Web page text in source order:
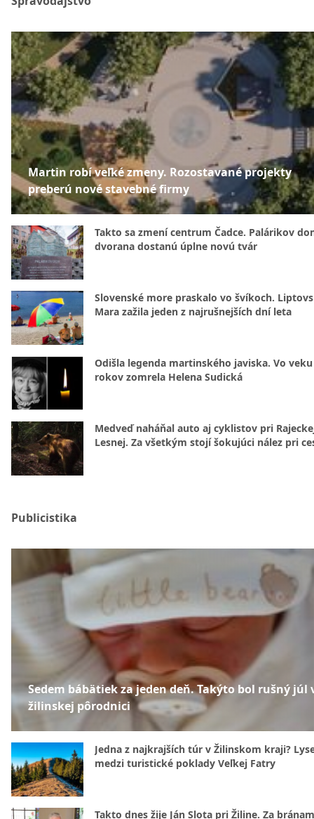
Martin robí veľké zmeny. Rozostavané projekty
preberú nové stavebné firmy
Takto sa zmení centrum Čadce. Palárikov
dvorana dostanú úplne novú tvár
Slovenské more praskalo vo švíkoch.
Mara zažila jeden z najrušnejších dní leta
Odišla legenda martinského javiska. Vo veku
rokov zomrela Helena Sudická
Medveď naháňal auto aj cyklistov pri
Lesnej. Za všetkým stojí šokujúci nález pri
Publicistika
Sedem bábätiek za jeden deň. Takýto bol rušný júl
žilinskej pôrodnici
Jedna z najkrajších túr v Žilinskom kraji?
medzi turistické poklady Veľkej Fatry
Takto dnes žije Ján Slota pri Žiline. Za